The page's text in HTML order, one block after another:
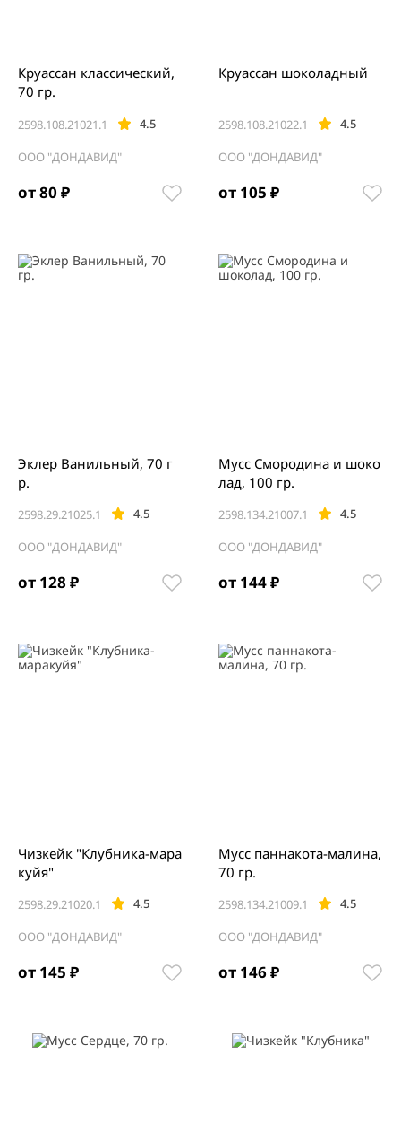
от 80 ₽
2598.108.21021.1 4.5
Круассан классический,
70 гр.
ООО "ДОНДАВИД"
от 105 ₽
2598.108.21022.1 4.5
Круассан шоколадный
ООО "ДОНДАВИД"
от 128 ₽
2598.29.21025.1 4.5
Эклер Ванильный, 70 г
р.
ООО "ДОНДАВИД"
от 144 ₽
2598.134.21007.1 4.5
Мусс Смородина и шоко
лад, 100 гр.
ООО "ДОНДАВИД"
от 145 ₽
2598.29.21020.1 4.5
Чизкейк "Клубника-мара
куйя"
ООО "ДОНДАВИД"
от 146 ₽
2598.134.21009.1 4.5
Мусс паннакота-малина,
70 гр.
ООО "ДОНДАВИД"